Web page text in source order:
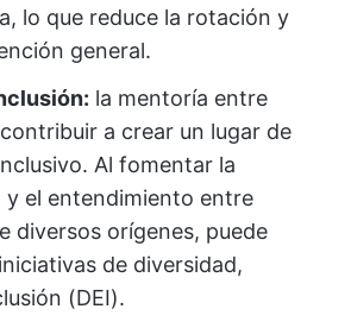
lo que reduce la rotación y
general.
la mentoría entre
a crear un lugar de
Al fomentar la
y el entendimiento entre
diversos orígenes, puede
de diversidad,
(DEI).